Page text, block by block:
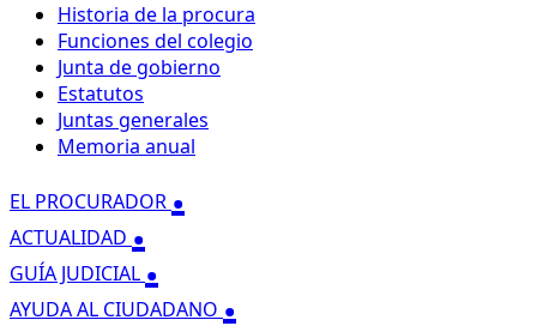
Historia de la procura
Funciones del colegio
Junta de gobierno
Estatutos
Juntas generales
Memoria anual
EL PROCURADOR .
ACTUALIDAD .
GUÍA JUDICIAL .
AYUDA AL CIUDADANO .